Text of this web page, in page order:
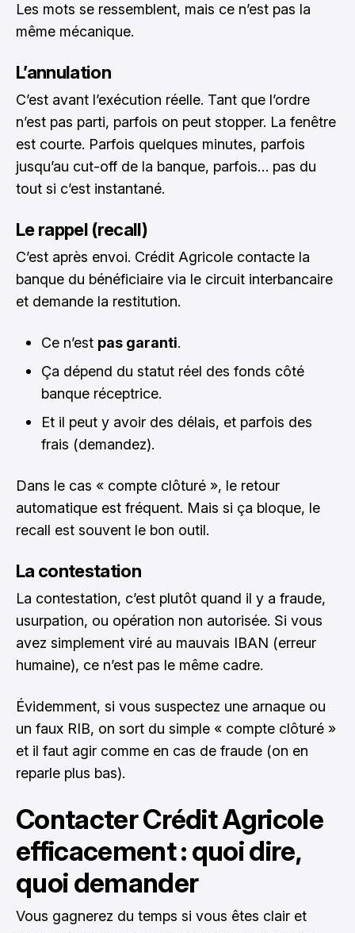
Les mots se ressemblent, mais ce n’est pas la
même mécanique.
L’annulation
C’est avant l’exécution réelle. Tant que l’ordre
n’est pas parti, parfois on peut stopper. La fenêtre
est courte. Parfois quelques minutes, parfois
jusqu’au cut-off de la banque, parfois… pas du
tout si c’est instantané.
Le rappel (recall)
C’est après envoi. Crédit Agricole contacte la
banque du bénéficiaire via le circuit interbancaire
et demande la restitution.
Ce n’est pas garanti.
Ça dépend du statut réel des fonds côté
banque réceptrice.
Et il peut y avoir des délais, et parfois des
frais (demandez).
Dans le cas « compte clôturé », le retour
automatique est fréquent. Mais si ça bloque, le
recall est souvent le bon outil.
La contestation
La contestation, c’est plutôt quand il y a fraude,
usurpation, ou opération non autorisée. Si vous
avez simplement viré au mauvais IBAN (erreur
humaine), ce n’est pas le même cadre.
Évidemment, si vous suspectez une arnaque ou
un faux RIB, on sort du simple « compte clôturé »
et il faut agir comme en cas de fraude (on en
reparle plus bas).
Contacter Crédit Agricole
efficacement : quoi dire,
quoi demander
Vous gagnerez du temps si vous êtes clair et